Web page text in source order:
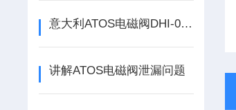
意大利ATOS电磁阀DHI-0751/2/WP主要参数
讲解ATOS电磁阀泄漏问题